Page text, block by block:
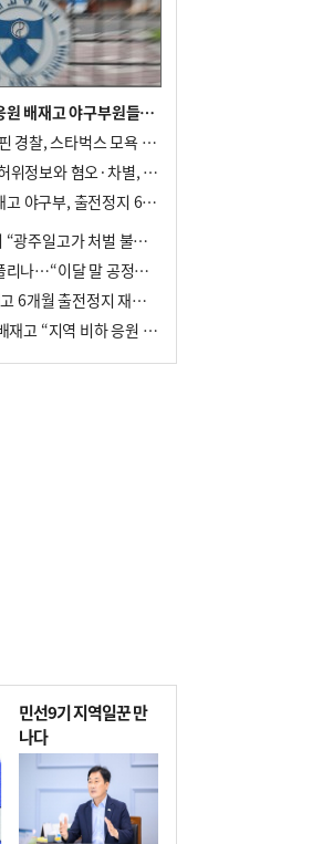
"스타벅스 가야지" 응원 배재고 야구부원들, 학교서 징계 처분
‘탱크데이’ 다시 불지핀 경찰, 스타벅스 모욕 혐의 압수수색
차정인 국교위원장 “허위정보와 혐오·차별, 학교 교실까지 유입"
‘5·18 폄훼 응원’ 배재고 야구부, 출전정지 6개월→1개월 감경
배재고 야구부 불송치 “광주일고가 처벌 불원 의사 표해”
배재고 야구부 징계 풀리나…“이달 말 공정위서 재심의”
‘스벅 구호 파문’ 배재고 6개월 출전정지 재심 신청키로
광주 찾아 고개 숙인 배재고 “지역 비하 응원 잘못”(종합)
민선9기 지역일꾼 만
나다